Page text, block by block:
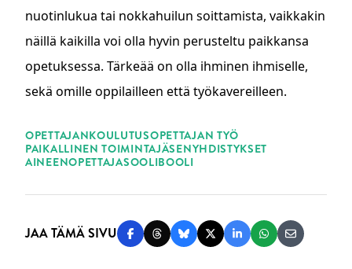
nuotinlukua tai nokkahuilun soittamista, vaikkakin
näillä kaikilla voi olla hyvin perusteltu paikkansa
opetuksessa. Tärkeää on olla ihminen ihmiselle,
sekä omille oppilailleen että työkavereilleen.
OPETTAJANKOULUTUSOPETTAJAN TYÖ
PAIKALLINEN TOIMINTAJÄSENYHDISTYKSET
AINEENOPETTAJASOOLIBOOLI
JAA TÄMÄ SIVU Jaa Facebookissa
Jaa Threadsissa
Jaa Blueskyssä
Jaa Twitterissä
Jaa LinkedInissä
Jaa Jaa